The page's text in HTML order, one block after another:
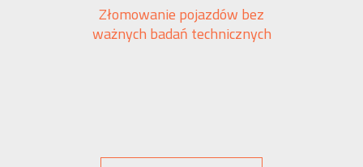
Złomowanie pojazdów bez
ważnych badań technicznych